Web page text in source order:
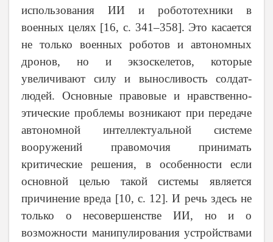
использования ИИ и робототехники в
военных целях [16, с. 341–358]. Это касается
не только военных роботов и автономных
дронов, но и экзоскелетов, которые
увеличивают силу и выносливость солдат-
людей. Основные правовые и нравственно-
этические проблемы возникают при передаче
автономной интеллектуальной системе
вооружений правомочия принимать
критические решения, в особенности если
основной целью такой системы является
причинение вреда [10, с. 12]. И речь здесь не
только о несовершенстве ИИ, но и о
возможности манипулирования устройствами